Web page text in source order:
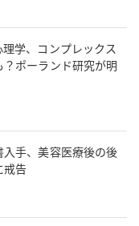
学、コンプレックス
ポーランド研究が明
入手、美容医療後の後
戒告